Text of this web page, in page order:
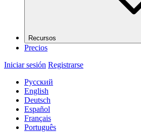
Recursos
Precios
Iniciar sesión Registrarse
Русский
English
Deutsch
Español
Français
Português